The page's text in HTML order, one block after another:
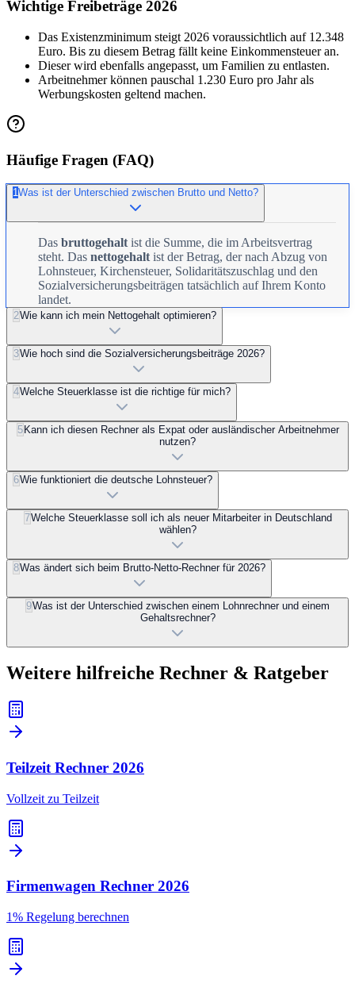
Wichtige Freibeträge 2026
Das Existenzminimum steigt 2026 voraussichtlich auf 12.348
Euro. Bis zu diesem Betrag fällt keine Einkommensteuer an.
Dieser wird ebenfalls angepasst, um Familien zu entlasten.
Arbeitnehmer können pauschal 1.230 Euro pro Jahr als
Werbungskosten geltend machen.
Häufige Fragen (FAQ)
1Was ist der Unterschied zwischen Brutto und Netto?
Das bruttogehalt ist die Summe, die im Arbeitsvertrag
steht. Das nettogehalt ist der Betrag, der nach Abzug von
Lohnsteuer, Kirchensteuer, Solidaritätszuschlag und den
Sozialversicherungsbeiträgen tatsächlich auf Ihrem Konto
landet.
2Wie kann ich mein Nettogehalt optimieren?
3Wie hoch sind die Sozialversicherungsbeiträge 2026?
4Welche Steuerklasse ist die richtige für mich?
5Kann ich diesen Rechner als Expat oder ausländischer Arbeitnehmer
nutzen?
6Wie funktioniert die deutsche Lohnsteuer?
7Welche Steuerklasse soll ich als neuer Mitarbeiter in Deutschland
wählen?
8Was ändert sich beim Brutto-Netto-Rechner für 2026?
9Was ist der Unterschied zwischen einem Lohnrechner und einem
Gehaltsrechner?
Weitere hilfreiche Rechner & Ratgeber
Teilzeit Rechner 2026
Vollzeit zu Teilzeit
Firmenwagen Rechner 2026
1% Regelung berechnen